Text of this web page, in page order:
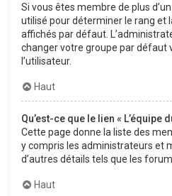
Si vous êtes membre de plus
utilisé pour déterminer le rang et
affichés par défaut.
changer votre groupe par défaut
l’utilisateur.
Haut
Qu’est-ce que le lien « L’équipe
Cette page donne la liste des
y compris les administrateurs et
d’autres détails tels que les
Haut